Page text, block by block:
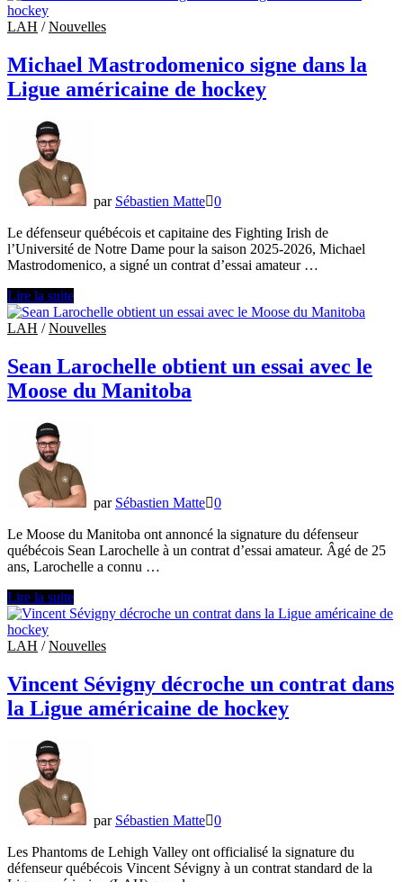
de
Martin
Louis
s’amène
dans
Canucks
LAH /Nouvelles
Michael Mastrodomenico signe dans la
Ligue américaine de hockey
par Sébastien Matte 0
Le défenseur québécois et capitaine des Fighting Irish de
l’Université de Notre Dame pour la saison 2025-2026, Michael
Mastrodomenico, a signé un contrat d’essai amateur …
Michael
Mastrodomenico
signe
la
Ligue
américaine
hockey
Lire la suite
LAH /Nouvelles
Sean Larochelle obtient un essai avec le
Moose du Manitoba
par Sébastien Matte 0
Le Moose du Manitoba ont annoncé la signature du défenseur
québécois Sean Larochelle à un contrat d’essai amateur. Âgé de 25
ans, Larochelle a connu …
Sean
Larochelle
obtient
un
avec
le
Moose
Manitoba
Lire la suite
LAH /Nouvelles
Vincent Sévigny décroche un contrat dans
la Ligue américaine de hockey
par Sébastien Matte 0
Les Phantoms de Lehigh Valley ont officialisé la signature du
défenseur québécois Vincent Sévigny à un contrat standard de la